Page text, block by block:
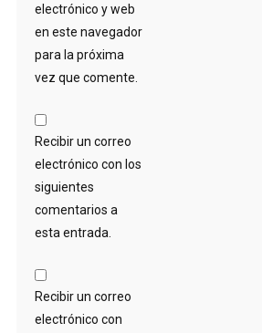
electrónico y web
en este navegador
para la próxima
vez que comente.
Recibir un correo
electrónico con los
siguientes
comentarios a
esta entrada.
Recibir un correo
electrónico con